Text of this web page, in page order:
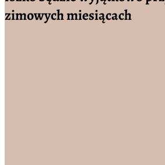
zimowych miesiącach